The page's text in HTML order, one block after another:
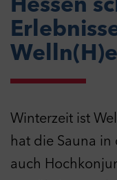
Hessen
Winterzeit ist
hat die Sauna in
auch